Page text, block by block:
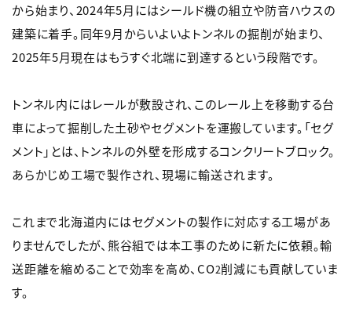
から始まり、2024年5月にはシールド機の組立や防音ハウスの
建築に着手。同年9月からいよいよトンネルの掘削が始まり、
2025年5月現在はもうすぐ北端に到達するという段階です。
トンネル内にはレールが敷設され、このレール上を移動する台
車によって掘削した土砂やセグメントを運搬しています。「セグ
メント」とは、トンネルの外壁を形成するコンクリートブロック。
あらかじめ工場で製作され、現場に輸送されます。
これまで北海道内にはセグメントの製作に対応する工場があ
りませんでしたが、熊谷組では本工事のために新たに依頼。輸
送距離を縮めることで効率を高め、CO2削減にも貢献していま
す。